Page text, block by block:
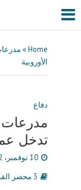
Home
»
الأوروبية
دفاع
مدرعات
تدخل
10 نوفمبر، 2022
3 محضر القراءة